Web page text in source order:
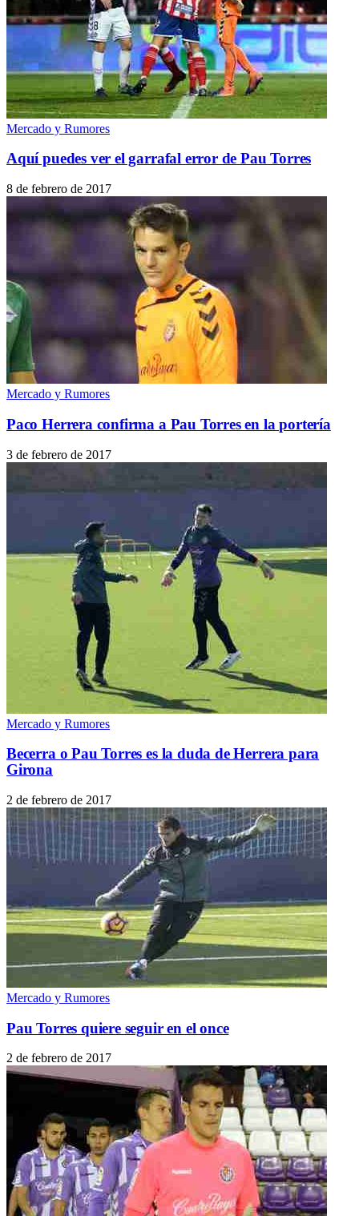
Mercado y Rumores
Aquí puedes ver el garrafal error de Pau Torres
8 de febrero de 2017
Mercado y Rumores
Paco Herrera confirma a Pau Torres en la portería
3 de febrero de 2017
Mercado y Rumores
Becerra o Pau Torres es la duda de Herrera para
Girona
2 de febrero de 2017
Mercado y Rumores
Pau Torres quiere seguir en el once
2 de febrero de 2017